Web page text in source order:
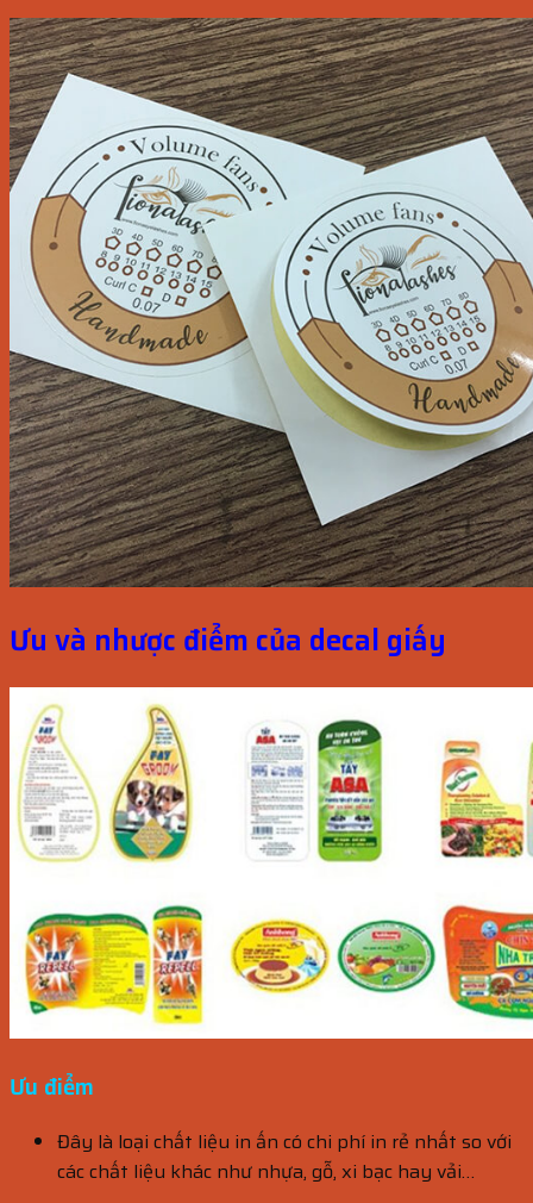
Ưu và nhược điểm của decal giấy
Ưu điểm
Đây là loại chất liệu in ấn có chi phí in rẻ nhất so với
các chất liệu khác như nhựa, gỗ, xi bạc hay vải…